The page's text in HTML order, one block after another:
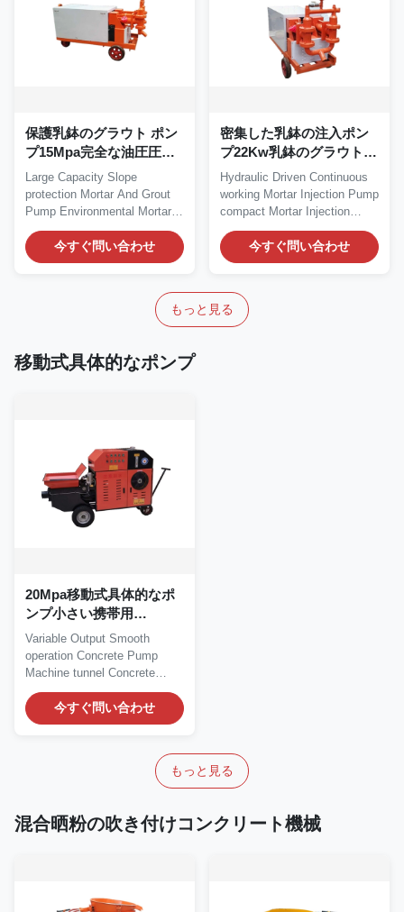
保護乳鉢のグラウト ポン
プ15Mpa完全な油圧圧力
は傾斜する
Large Capacity Slope
protection Mortar And Grout
Pump Environmental Mortar
And Grout Pump...
今すぐ問い合わせ
密集した乳鉢の注入ポン
プ22Kw乳鉢のグラウト
ポンプ連続的な働き
Hydraulic Driven Continuous
working Mortar Injection Pump
compact Mortar Injection
Pump Structure...
今すぐ問い合わせ
もっと見る
移動式具体的なポンプ
20Mpa移動式具体的なポ
ンプ小さい携帯用
Pumpcreteの可変的な出
力
Variable Output Smooth
operation Concrete Pump
Machine tunnel Concrete
Pump Machine Working...
今すぐ問い合わせ
もっと見る
混合晒粉の吹き付けコンクリート機械